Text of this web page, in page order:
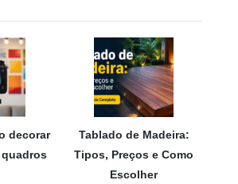
decorar
quadros
Tablado de Madeira:
Tipos, Preços e Como
Escolher